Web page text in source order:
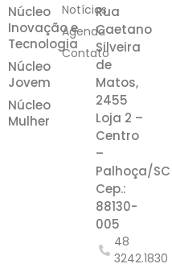
Núcleo
Inovação e
Tecnologia
Núcleo
Jovem
Núcleo
Mulher
Notícias
Agenda
Contato
Rua
Caetano
Silveira
de
Matos,
2455
Loja 2 –
Centro
–
Palhoça/SC
Cep.:
88130-
005
48
3242.1830